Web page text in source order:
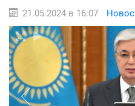
21.05.2024 в 16:07